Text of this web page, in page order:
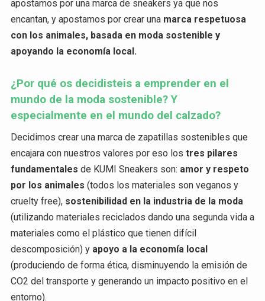
apostamos por una marca de sneakers ya que nos
encantan, y apostamos por crear unamarca respetuosa
con los animales, basada en moda sostenible y
apoyando la economía local.
¿Por qué os decidisteis a emprender en el
mundo de la moda sostenible? Y
especialmente en el mundo del calzado?
Decidimos crear una marca de zapatillas sostenibles que
encajara con nuestros valores por eso los tres pilares
fundamentales de KUMI Sneakers son: amor y respeto
por los animales (todos los materiales son veganos y
cruelty free), sostenibilidad en la industria de la moda
(utilizando materiales reciclados dando una segunda vida a
materiales como el plástico que tienen difícil
descomposición) y apoyo a la economía local
(produciendo de forma ética, disminuyendo la emisión de
CO2 del transporte y generando un impacto positivo en el
entorno).